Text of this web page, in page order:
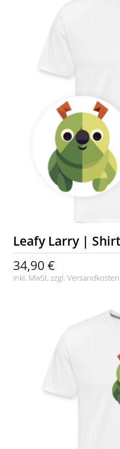
Leafy Larry |
34,90 €
inkl. MwSt. zzgl.Versandkosten